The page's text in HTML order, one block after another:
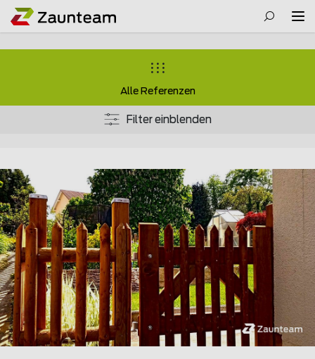
Alle Referenzen
Filter einblenden